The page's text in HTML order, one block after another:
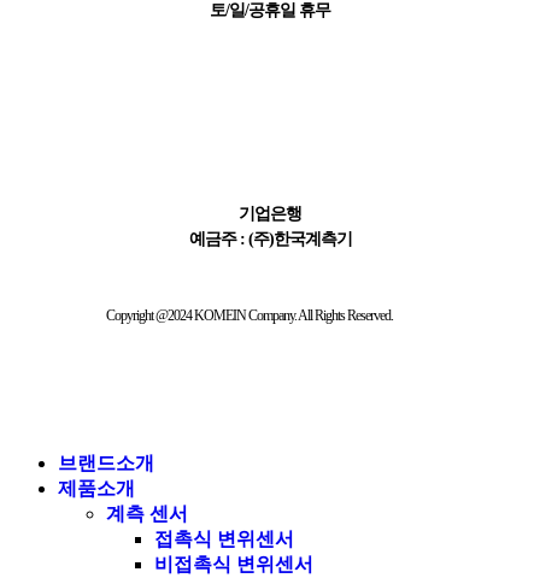
토/일/공휴일 휴무
기업은행
예금주 : (주)한국계측기
Copyright @2024 KOMEIN Company. All Rights Reserved.
브랜드소개
제품소개
계측 센서
접촉식 변위센서
비접촉식 변위센서